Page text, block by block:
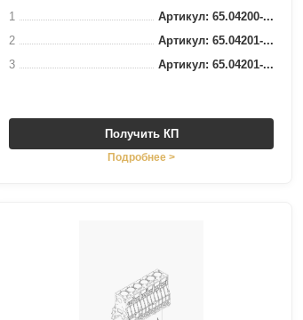
1
Артикул: 65.04200-...
2
Артикул: 65.04201-...
3
Артикул: 65.04201-...
Получить КП
Подробнее >